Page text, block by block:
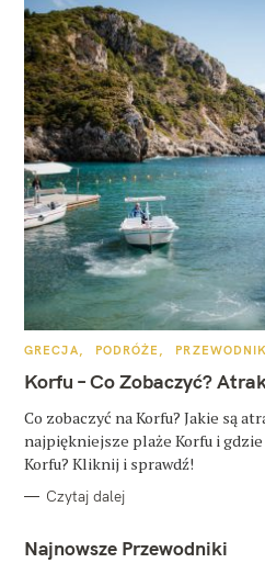
K
T
E
O
R
I
GRECJA PODRÓŻE
Korfu – Co Zobaczyć?
Co zobaczyć na Korfu? Jakie są
najpiękniejsze plaże Korfu i
Korfu? Kliknij i sprawdź!
Czytaj dalej
Najnowsze Przewodniki